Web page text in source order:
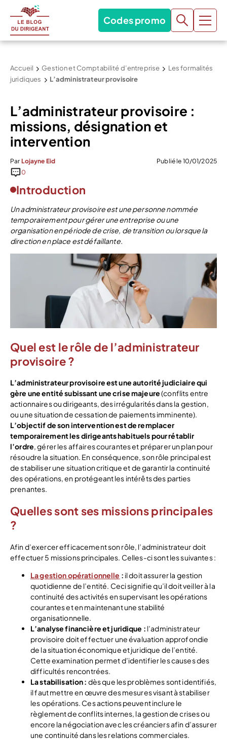
Codes promo
Accueil Gestion et Comptabilité d’entreprise
Les formalités
juridiques
L’administrateur provisoire
L’administrateur provisoire :
missions, désignation et
intervention
Par Lojayne Eid
Publié le 10/01/2025
0
Introduction
Un administrateur provisoire est une personne nommée
temporairement pour gérer une entreprise ou une
organisation en période de crise, de transition ou lorsque la
direction en place est défaillante.
Quel est le rôle de l’administrateur
provisoire ?
L’administrateur provisoire est une autorité judiciaire qui
gère une entité subissant une crise majeure(conflits entre
actionnaires ou dirigeants, des irrégularités dans la gestion,
ou une situation de cessation de paiements imminente).
L’objectif de son intervention est de remplacer
temporairement les dirigeants habituels pour rétablir
l’ordre, gérer les affaires courantes et préparer un plan pour
résoudre la situation. En conséquence, son rôle principal est
de stabiliser une situation critique et de garantir la continuité
des opérations, en protégeant les intérêts des parties
prenantes.
Quelles sont ses missions principales
?
Afin d’exercer efficacement son rôle, l’administrateur doit
effectuer 5 missions principales. Celles-ci sont les suivantes :
La gestion opérationnelle : il doit assurer la gestion
quotidienne de l’entité. Ceci signifie qu’il doit veiller à la
continuité des activités en supervisant les opérations
courantes et en maintenant une stabilité
organisationnelle.
L’analyse financière et juridique : l’administrateur
provisoire doit effectuer une évaluation approfondie
de la situation économique et juridique de l’entité.
Cette examination permet d’identifier les causes des
difficultés rencontrées.
La stabilisation : dès que les problèmes sont identifiés,
il faut mettre en œuvre des mesures visant à stabiliser
les opérations. Ces actions peuvent inclure le
règlement de conflits internes, la gestion de crises ou
encore la négociation avec les créanciers afin d’assurer
une continuité dans les relations commerciales.